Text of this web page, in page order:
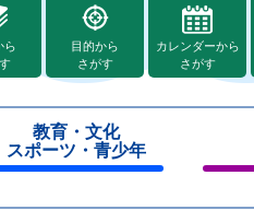
ら
目的から
さがす
カレンダーから
さがす
教育・文化
スポーツ・青少年
じ